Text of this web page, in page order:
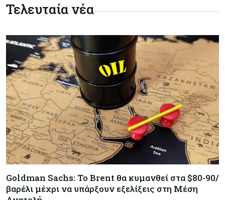
πετρελαίου για την Ασία εν μέσω εξελίξεων στο
Ορμούζ
Κύπρος 06-08-2026
Πιάνει δουλειά ο Κυπριακός Οργανισμός
Ανάπτυξης Επιχειρήσεων – Διορίστηκε το δ.σ.,
ενεργοποιήθηκε ο νόμος
Κόσμος 06-08-2026
Warner Bros: "Φρένο" στα έσοδα εξαιτίας των
κινηματογραφικών επιδόσεων και της
απουσίας του NBA
Banking 06-08-2026
Commerzbank: Η Όρλοπ αλλάζει στάση
απέναντι στη UniCredit ενόψει κρίσιμων
Τελευταία νέα
Goldman Sachs: Το Brent θα κυμανθεί στα $80-90/
βαρέλι μέχρι να υπάρξουν εξελίξεις στη Μέση